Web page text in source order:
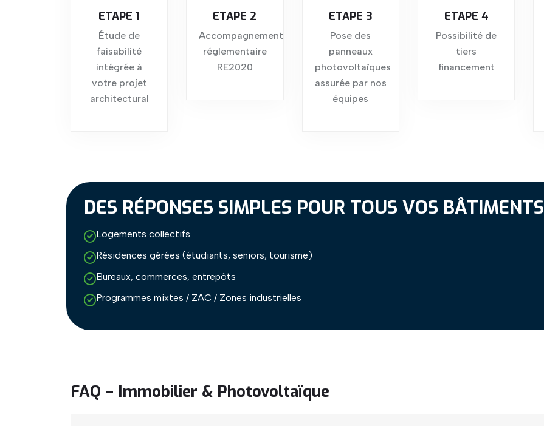
ETAPE 1
Étude de
faisabilité
intégrée à
votre projet
architectural
ETAPE 2
Accompagnement
réglementaire
RE2020
ETAPE 3
Pose des
panneaux
photovoltaïques
assurée par nos
équipes
ETAPE 4
Possibilité de
tiers
financement
DES RÉPONSES SIMPLES POUR TOUS VOS BÂTIMENTS
Logements collectifs
Résidences gérées (étudiants, seniors, tourisme)
Bureaux, commerces, entrepôts
Programmes mixtes / ZAC / Zones industrielles
FAQ – Immobilier & Photovoltaïque